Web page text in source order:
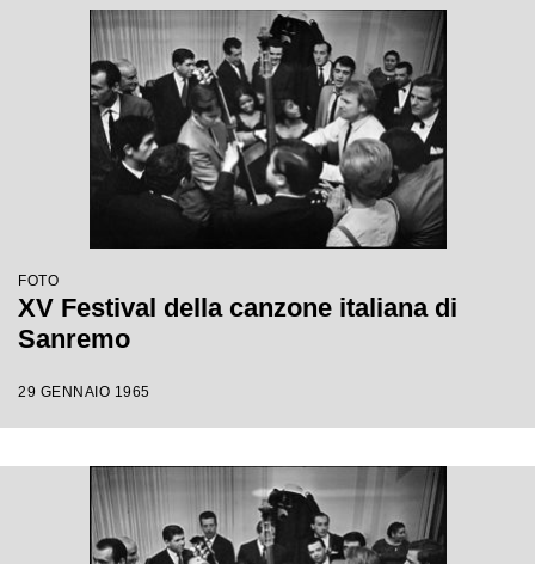
FOTO
XV Festival della canzone italiana di
Sanremo
29 GENNAIO 1965